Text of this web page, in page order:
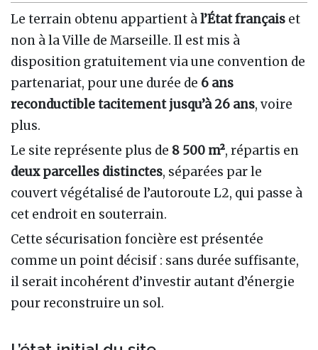
Le terrain obtenu appartient àl’État français et
non à la Ville de Marseille. Il est mis à
disposition gratuitement via une convention de
partenariat, pour une durée de 6 ans
reconductible tacitement jusqu’à 26 ans, voire
plus.
Le site représente plus de 8 500 m², répartis en
deux parcelles distinctes, séparées par le
couvert végétalisé de l’autoroute L2, qui passe à
cet endroit en souterrain.
Cette sécurisation foncière est présentée
comme un point décisif : sans durée suffisante,
il serait incohérent d’investir autant d’énergie
pour reconstruire un sol.